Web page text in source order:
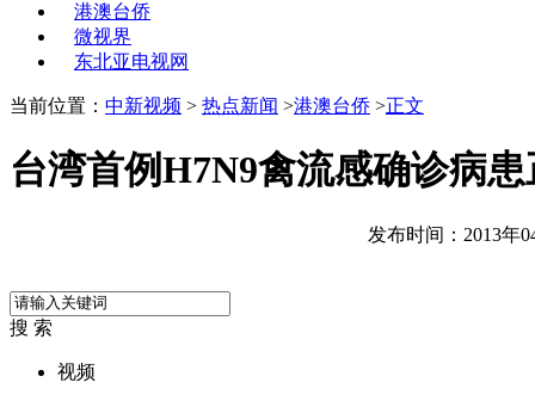
港澳台侨
微视界
东北亚电视网
当前位置： 中新视频 > 热点新闻 >港澳台侨 >正文
台湾首例H7N9禽流感确诊病
发布时间：2013年
搜 索
视频